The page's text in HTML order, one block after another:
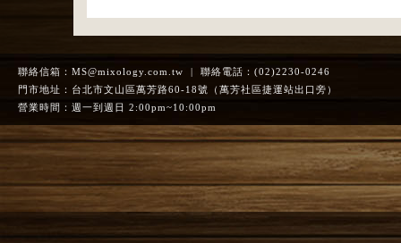
聯絡信箱： MS@mixology.com.tw | 聯絡電話：(02)2230-0246
門市地址：台北市文山區萬芳路60-18號（萬芳社區捷運站出口旁）
營業時間：週一到週日 2:00pm~10:00pm